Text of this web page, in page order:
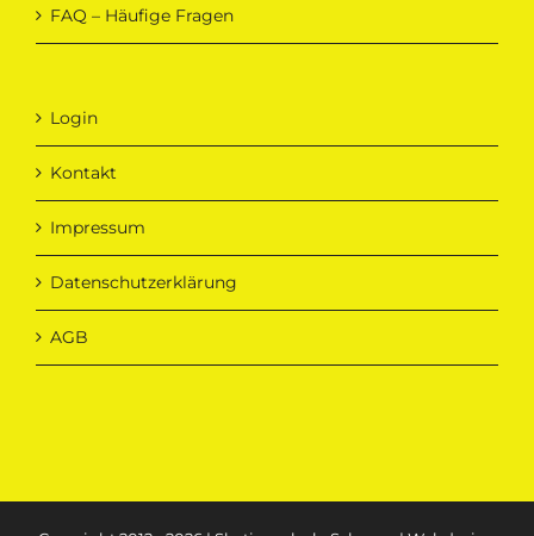
FAQ – Häufige Fragen
Login
Kontakt
Impressum
Datenschutzerklärung
AGB